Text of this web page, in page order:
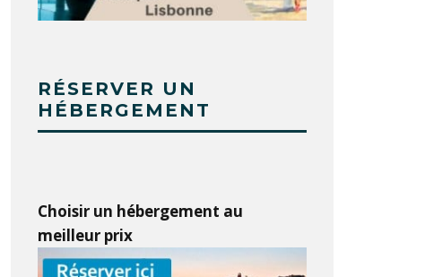
RÉSERVER UN
HÉBERGEMENT
Choisir un hébergement au
meilleur prix